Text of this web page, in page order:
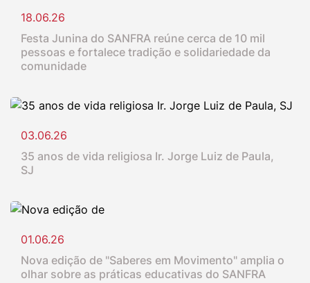
18.06.26
Festa Junina do SANFRA reúne cerca de 10 mil
pessoas e fortalece tradição e solidariedade da
comunidade
03.06.26
35 anos de vida religiosa Ir. Jorge Luiz de Paula,
SJ
01.06.26
Nova edição de "Saberes em Movimento" amplia o
olhar sobre as práticas educativas do SANFRA